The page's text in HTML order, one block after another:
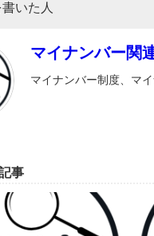
いた人
マイナンバー関
マイナンバー制度、マ
事